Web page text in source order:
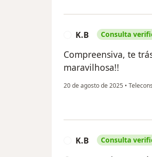
K.B Consulta
Compreensiva, te
maravilhosa!!
20 de agosto de 2025 •
K.B Consulta